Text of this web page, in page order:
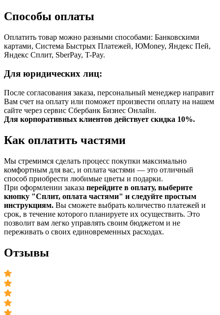
Способы оплаты
Оплатить товар можно разными способами: Банковскими
картами, Система Быстрых Платежей, ЮMoney, Яндекс Пей,
Яндекс Сплит, SberPay, T-Pay.
Для юридических лиц:
После согласования заказа, персональный менеджер направит
Вам счет на оплату или поможет произвести оплату на нашем
сайте через сервис Сбербанк Бизнес Онлайн.
Для корпоративных клиентов действует скидка 10%.
Как оплатить частями
Мы стремимся сделать процесс покупки максимально
комфортным для вас, и оплата частями — это отличный
способ приобрести любимые цветы и подарки.
При оформлении заказа перейдите в оплату, выберите
кнопку "Сплит, оплата частями" и следуйте простым
инструкциям. Вы сможете выбрать количество платежей и
срок, в течение которого планируете их осуществить. Это
позволит вам легко управлять своим бюджетом и не
переживать о своих единовременных расходах.
Отзывы